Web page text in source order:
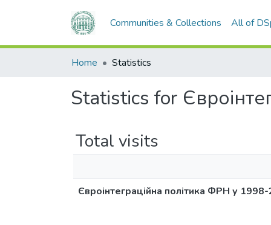
Communities & Collections All of
Home Statistics
Statistics for
Total visits
Євроінтеграційна політика ФРН у